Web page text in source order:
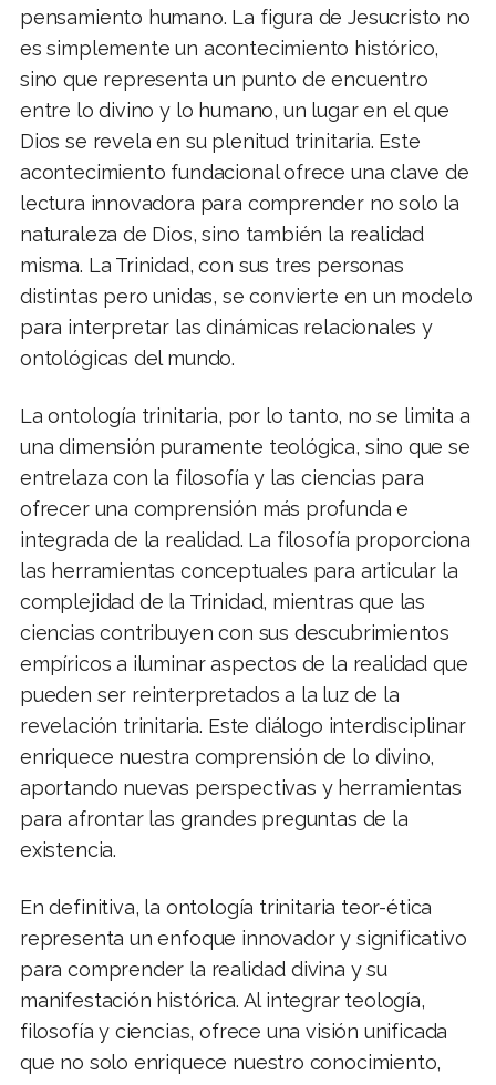
pensamiento humano. La figura de Jesucristo no
es simplemente un acontecimiento histórico,
sino que representa un punto de encuentro
entre lo divino y lo humano, un lugar en el que
Dios se revela en su plenitud trinitaria. Este
acontecimiento fundacional ofrece una clave de
lectura innovadora para comprender no solo la
naturaleza de Dios, sino también la realidad
misma. La Trinidad, con sus tres personas
distintas pero unidas, se convierte en un modelo
para interpretar las dinámicas relacionales y
ontológicas del mundo.
La ontología trinitaria, por lo tanto, no se limita a
una dimensión puramente teológica, sino que se
entrelaza con la filosofía y las ciencias para
ofrecer una comprensión más profunda e
integrada de la realidad. La filosofía proporciona
las herramientas conceptuales para articular la
complejidad de la Trinidad, mientras que las
ciencias contribuyen con sus descubrimientos
empíricos a iluminar aspectos de la realidad que
pueden ser reinterpretados a la luz de la
revelación trinitaria. Este diálogo interdisciplinar
enriquece nuestra comprensión de lo divino,
aportando nuevas perspectivas y herramientas
para afrontar las grandes preguntas de la
existencia.
En definitiva, la ontología trinitaria teor-ética
representa un enfoque innovador y significativo
para comprender la realidad divina y su
manifestación histórica. Al integrar teología,
filosofía y ciencias, ofrece una visión unificada
que no solo enriquece nuestro conocimiento,